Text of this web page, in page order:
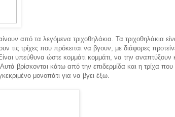
από τα λεγόμενα τριχοθηλάκια. Τα τριχοθηλάκια
τις τρίχες που πρόκειται να βγουν, με διάφορες
υπεύθυνα ώστε κομμάτι κομμάτι, να την αναπτύξουν
βρίσκονται κάτω από την επιδερμίδα και η τρίχα που
μονοπάτι για να βγει έξω.